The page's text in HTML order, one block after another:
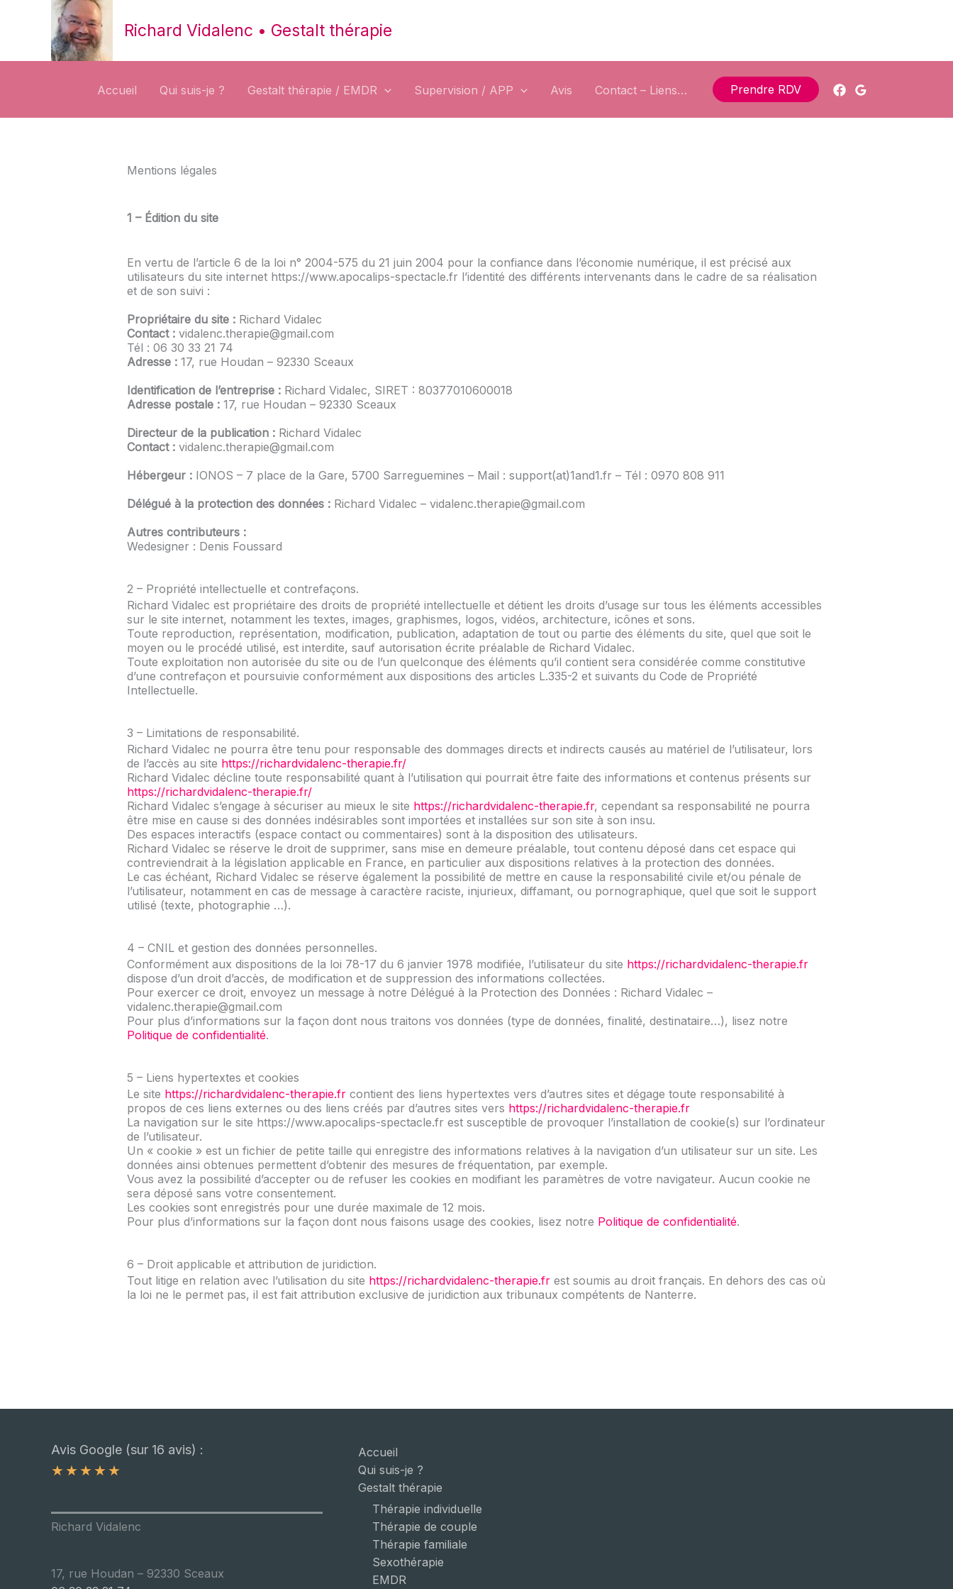
Richard Vidalenc • Gestalt thérapie
Accueil Qui suis-je ? Gestalt thérapie / EMDR Supervision / APP Avis Contact – Liens… Prendre RDV
Mentions légales
1 – Édition du site
En vertu de l’article 6 de la loi n° 2004-575 du 21 juin 2004 pour la confiance dans l’économie numérique, il est précisé aux
utilisateurs du site internet https://www.apocalips-spectacle.fr l’identité des différents intervenants dans le cadre de sa réalisation
et de son suivi :
Propriétaire du site :Richard Vidalec
Contact :vidalenc.therapie@gmail.com
Tél : 06 30 33 21 74
Adresse :17, rue Houdan – 92330 Sceaux
Identification de l’entreprise :Richard Vidalec, SIRET : 80377010600018
Adresse postale :17, rue Houdan – 92330 Sceaux
Directeur de la publication :Richard Vidalec
Contact :vidalenc.therapie@gmail.com
Hébergeur :IONOS – 7 place de la Gare, 5700 Sarreguemines – Mail : support(at)1and1.fr – Tél : 0970 808 911
Délégué à la protection des données :Richard Vidalec – vidalenc.therapie@gmail.com
Autres contributeurs :
Wedesigner : Denis Foussard
2 – Propriété intellectuelle et contrefaçons.
Richard Vidalec est propriétaire des droits de propriété intellectuelle et détient les droits d’usage sur tous les éléments accessibles
sur le site internet, notamment les textes, images, graphismes, logos, vidéos, architecture, icônes et sons.
Toute reproduction, représentation, modification, publication, adaptation de tout ou partie des éléments du site, quel que soit le
moyen ou le procédé utilisé, est interdite, sauf autorisation écrite préalable de Richard Vidalec.
Toute exploitation non autorisée du site ou de l’un quelconque des éléments qu’il contient sera considérée comme constitutive
d’une contrefaçon et poursuivie conformément aux dispositions des articles L.335-2 et suivants du Code de Propriété
Intellectuelle.
3 – Limitations de responsabilité.
Richard Vidalec ne pourra être tenu pour responsable des dommages directs et indirects causés au matériel de l’utilisateur, lors
de l’accès au site https://richardvidalenc-therapie.fr/
Richard Vidalec décline toute responsabilité quant à l’utilisation qui pourrait être faite des informations et contenus présents sur
https://richardvidalenc-therapie.fr/
Richard Vidalec s’engage à sécuriser au mieux le site https://richardvidalenc-therapie.fr, cependant sa responsabilité ne pourra
être mise en cause si des données indésirables sont importées et installées sur son site à son insu.
Des espaces interactifs (espace contact ou commentaires) sont à la disposition des utilisateurs.
Richard Vidalec se réserve le droit de supprimer, sans mise en demeure préalable, tout contenu déposé dans cet espace qui
contreviendrait à la législation applicable en France, en particulier aux dispositions relatives à la protection des données.
Le cas échéant, Richard Vidalec se réserve également la possibilité de mettre en cause la responsabilité civile et/ou pénale de
l’utilisateur, notamment en cas de message à caractère raciste, injurieux, diffamant, ou pornographique, quel que soit le support
utilisé (texte, photographie …).
4 – CNIL et gestion des données personnelles.
Conformément aux dispositions de la loi 78-17 du 6 janvier 1978 modifiée, l’utilisateur du site https://richardvidalenc-therapie.fr
dispose d’un droit d’accès, de modification et de suppression des informations collectées.
Pour exercer ce droit, envoyez un message à notre Délégué à la Protection des Données : Richard Vidalec –
vidalenc.therapie@gmail.com
Pour plus d’informations sur la façon dont nous traitons vos données (type de données, finalité, destinataire…), lisez notre
Politique de confidentialité.
5 – Liens hypertextes et cookies
Le site https://richardvidalenc-therapie.frcontient des liens hypertextes vers d’autres sites et dégage toute responsabilité à
propos de ces liens externes ou des liens créés par d’autres sites vers https://richardvidalenc-therapie.fr
La navigation sur le site https://www.apocalips-spectacle.fr est susceptible de provoquer l’installation de cookie(s) sur l’ordinateur
de l’utilisateur.
Un « cookie » est un fichier de petite taille qui enregistre des informations relatives à la navigation d’un utilisateur sur un site. Les
données ainsi obtenues permettent d’obtenir des mesures de fréquentation, par exemple.
Vous avez la possibilité d’accepter ou de refuser les cookies en modifiant les paramètres de votre navigateur. Aucun cookie ne
sera déposé sans votre consentement.
Les cookies sont enregistrés pour une durée maximale de 12 mois.
Pour plus d’informations sur la façon dont nous faisons usage des cookies, lisez notre Politique de confidentialité.
6 – Droit applicable et attribution de juridiction.
Tout litige en relation avec l’utilisation du site https://richardvidalenc-therapie.frest soumis au droit français. En dehors des cas où
la loi ne le permet pas, il est fait attribution exclusive de juridiction aux tribunaux compétents de Nanterre.
Avis Google (sur 16 avis) :
★★★★★
Richard Vidalenc
17, rue Houdan – 92330 Sceaux
Accueil
Qui suis-je ?
Gestalt thérapie
Thérapie individuelle
Thérapie de couple
Thérapie familiale
Sexothérapie
EMDR